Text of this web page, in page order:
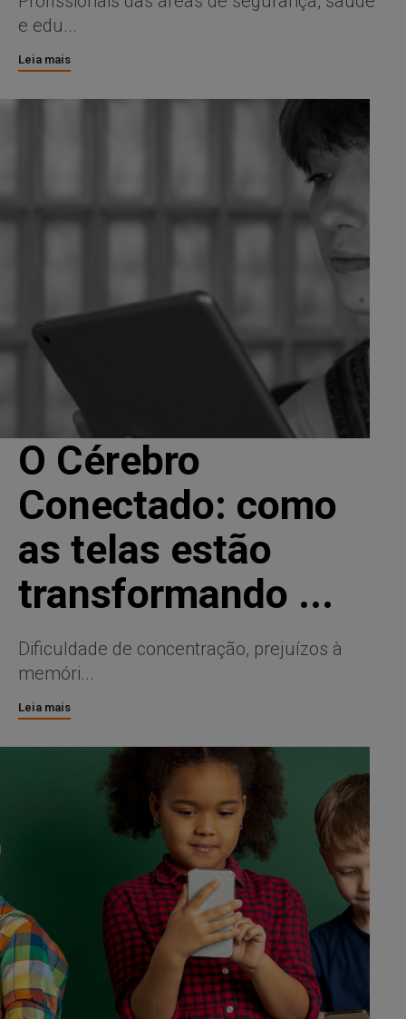
e edu...
Leia mais
O Cérebro
Conectado: como
as telas estão
transformando ...
Dificuldade de concentração, prejuízos à
memóri...
Leia mais